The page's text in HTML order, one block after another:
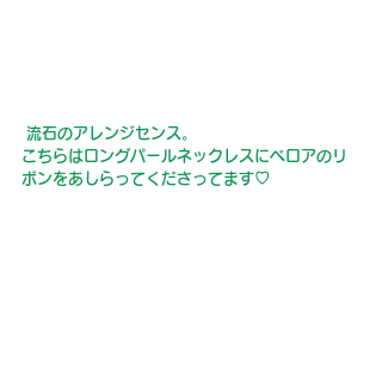
流石のアレンジセンス。
こちらはロングパールネックレスにベロアのリ
ボンをあしらってくださってます♡